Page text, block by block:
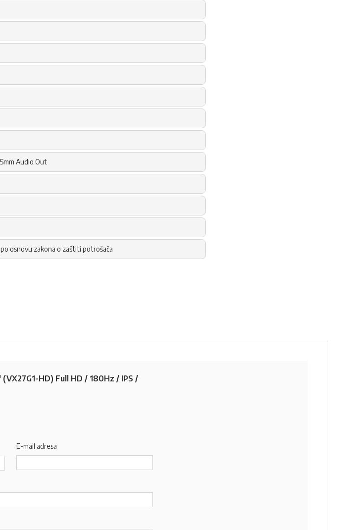
Audio Out
osnovu zakona o zaštiti potrošača
HD) Full HD / 180Hz / IPS /
E-mail adresa